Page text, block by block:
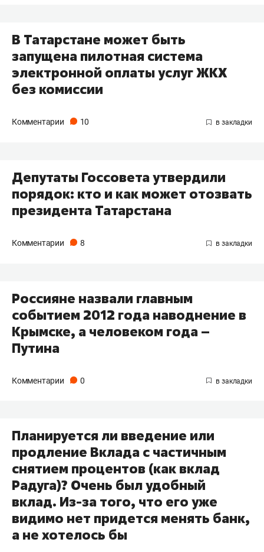
В Татарстане может быть
запущена пилотная система
электронной оплаты услуг ЖКХ
без комиссии
Комментарии 10
Депутаты Госсовета утвердили
порядок: кто и как может отозвать
президента Татарстана
Комментарии 8
Россияне назвали главным
событием 2012 года наводнение в
Крымске, а человеком года –
Путина
Комментарии 0
Планируется ли введение или
продление Вклада с частичным
снятием процентов (как вклад
Радуга)? Очень был удобный
вклад. Из-за того, что его уже
видимо нет придется менять банк,
а не хотелось бы